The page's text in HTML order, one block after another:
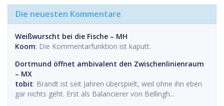
Die neuesten Kommentare
Weißwurscht bei die Fische – MH
Koom: Die Kommentarfunktion ist kaputt.
Dortmund öffnet ambivalent den Zwischenlinienraum
– MX
tobit: Brandt ist seit Jahren überspielt, weil ohne ihn eben
gar nichts geht. Erst als Balancierer von Bellingh...